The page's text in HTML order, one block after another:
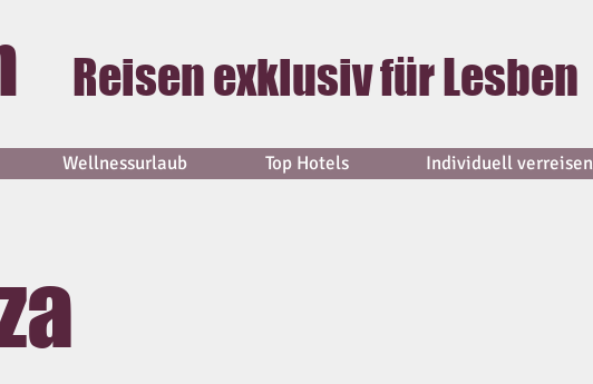
Reisen exklusiv für Lesben
Wellnessurlaub Top Hotels Individuell verreisen